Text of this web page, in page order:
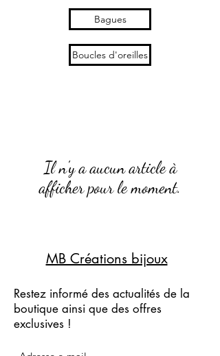
Bagues
Boucles d'oreilles
Il n'y a aucun article à
afficher pour le moment.
MB Créations bijoux
Restez informé des actualités de la
boutique ainsi que des offres
exclusives !